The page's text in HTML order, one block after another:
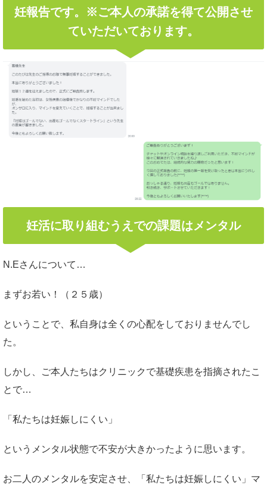
妊報告です。※ご本人の承諾を得て公開させ
ていただいております。
妊活に取り組むうえでの課題はメンタル
N.Eさんについて…
まずお若い！（２５歳）
ということで、私自身は全くの心配をしておりませんでし
た。
しかし、ご本人たちはクリニックで基礎疾患を指摘されたこ
とで…
「私たちは妊娠しにくい」
というメンタル状態で不安が大きかったように思います。
お二人のメンタルを安定させ、「私たちは妊娠しにくい」マ